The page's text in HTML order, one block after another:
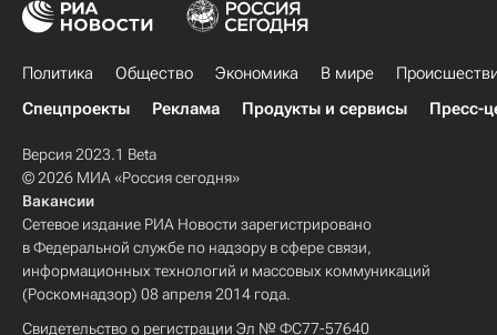
Политика Общество Экономика В мире
Спецпроекты
Реклама Продукты и сервисы Пресс-
Версия 2023.1 Beta
© 2026 МИА «Россия сегодня»
Вакансии
Сетевое издание РИА Новости зарегистрировано
в Федеральной службе по надзору в сфере связи,
информационных технологий и массовых коммуникаций
(Роскомнадзор) 08 апреля 2014 года.
Свидетельство о регистрации Эл № ФС77-57640